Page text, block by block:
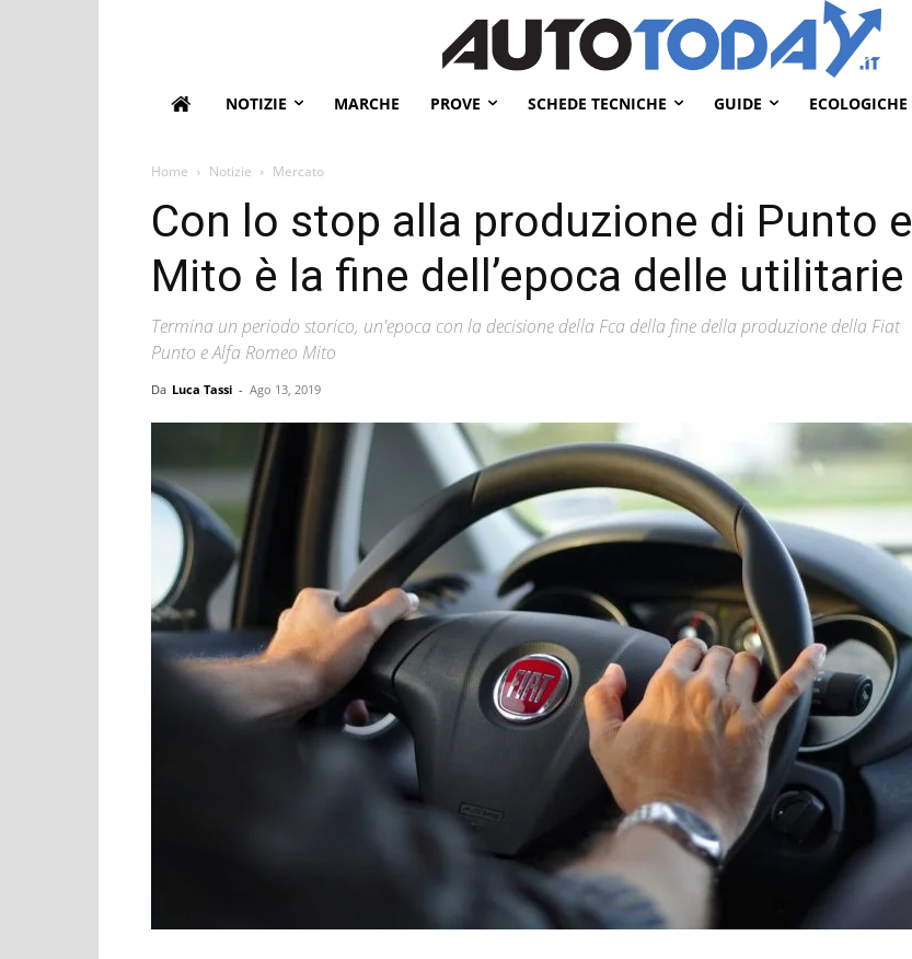
NOTIZIE MARCHE PROVE SCHEDE TECNICHE GUIDE ECOLOGICHE
Home Notizie Mercato
Con lo stop alla produzione di Punto e
Mito è la fine dell’epoca delle utilitarie
Termina un periodo storico, un'epoca con la decisione della Fca della fine della produzione della Fiat
Punto e Alfa Romeo Mito
Da Luca Tassi - Ago 13, 2019